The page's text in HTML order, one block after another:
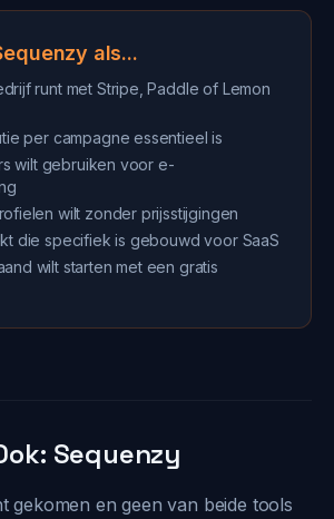
als...
runt met Stripe, Paddle of Lemon
per campagne essentieel is
wilt gebruiken voor e-
wilt zonder prijsstijgingen
die specifiek is gebouwd voor SaaS
wilt starten met een gratis
Sequenzy
gekomen en geen van beide tools